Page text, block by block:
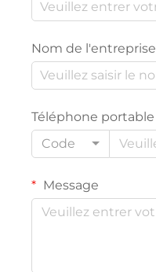
Nom de l'entreprise
Téléphone portable
Code
Message